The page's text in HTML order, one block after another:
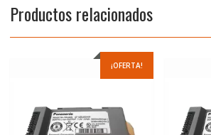
Productos relacionados
¡OFERTA!